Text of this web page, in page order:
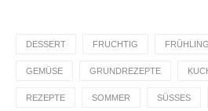
DESSERT FRUCHTIG FRÜHLING
GEMÜSE GRUNDREZEPTE
REZEPTE SOMMER SÜSSES